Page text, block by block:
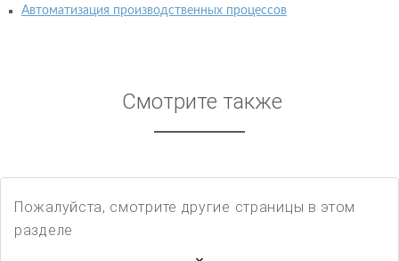
Автоматизация производственных процессов
Смотрите также
Пожалуйста, смотрите другие страницы в этом
разделе